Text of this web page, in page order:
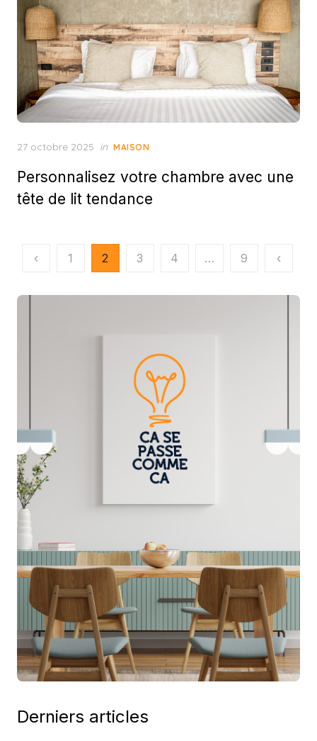
Posted
27 octobre 2025 in MAISON
Personnalisez votre chambre avec une
tête de lit tendance
Pagination
‹ 1 2 3 4 … 9 ‹
Derniers articles